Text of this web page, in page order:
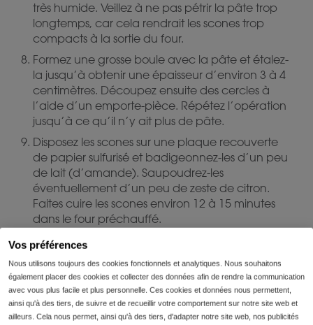
Vos préférences
Nous utilisons toujours des cookies fonctionnels et analytiques. Nous souhaitons
également placer des cookies et collecter des données afin de rendre la communication
avec vous plus facile et plus personnelle. Ces cookies et données nous permettent,
ainsi qu'à des tiers, de suivre et de recueillir votre comportement sur notre site web et
ailleurs. Cela nous permet, ainsi qu'à des tiers, d'adapter notre site web, nos publicités
très humide. Veillez à ne pas pétrir la pâte trop
longtemps, car cela rendrait les scones trop
compacts à la sortie du four.
Formez une grosse boule avec la pâte et étalez-
la jusqu’à obtenir une épaisseur d’environ 3 à 4
centimètres. Découpez ensuite des cercles à
l’aide d’un emporte-pièce. Répétez l’opération
jusqu’à ce qu’il n’y ait plus de pâte.
Disposez les scones sur une plaque recouverte
de papier sulfurisé et badigeonnez-les d’un peu
de lait (d’amande). Saupoudrez-les
éventuellement d’un peu de zeste de citron.
Faites cuire les scones environ 12 à 15 minutes
dans le four préchauffé.
2. Préparation de la crème au citron
Lavez le deuxième citron et utilisez le reste de
l’autre citron. Râpez le zeste des deux citrons et